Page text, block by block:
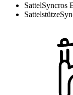
SattelSyncros
Sattelstütze